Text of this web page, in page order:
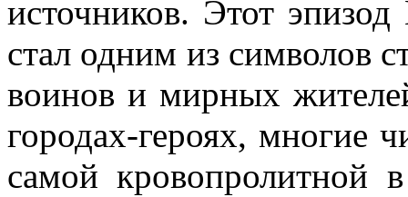
источников. Этот
стал одним из символов
воинов и мирных
городах-героях, многие
самой кровопролитной